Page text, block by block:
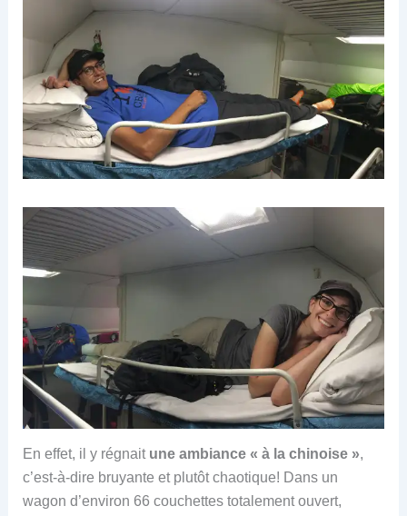
En effet, il y régnait une ambiance « à la chinoise »,
c’est-à-dire bruyante et plutôt chaotique! Dans un
wagon d’environ 66 couchettes totalement ouvert,